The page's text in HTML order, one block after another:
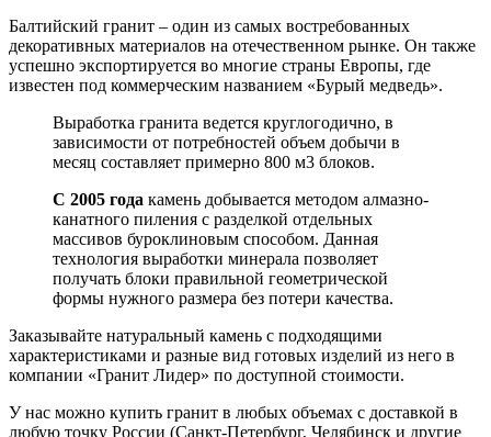
Балтийский гранит – один из самых востребованных
декоративных материалов на отечественном рынке. Он также
успешно экспортируется во многие страны Европы, где
известен под коммерческим названием «Бурый медведь».
Выработка гранита ведется круглогодично, в
зависимости от потребностей объем добычи в
месяц составляет примерно 800 м3 блоков.
С 2005 года камень добывается методом алмазно-
канатного пиления с разделкой отдельных
массивов буроклиновым способом. Данная
технология выработки минерала позволяет
получать блоки правильной геометрической
формы нужного размера без потери качества.
Заказывайте натуральный камень с подходящими
характеристиками и разные вид готовых изделий из него в
компании «Гранит Лидер» по доступной стоимости.
У нас можно купить гранит в любых объемах с доставкой в
любую точку России (Санкт-Петербург, Челябинск и другие